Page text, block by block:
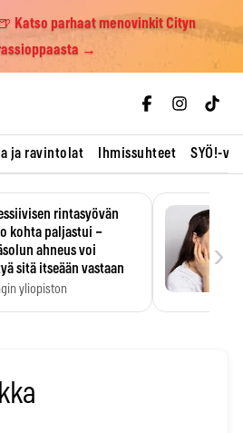
Katso parhaat menovinkit Cityn
→
ja ravintolat Ihmissuhteet SYÖ!-
rintasyövän
kohta paljastui –
ahneus voi
sitä itseään vastaan
yliopiston
›